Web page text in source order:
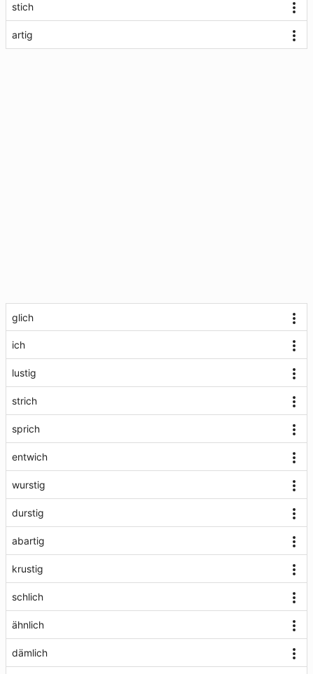
stich
artig
glich
ich
lustig
strich
sprich
entwich
wurstig
durstig
abartig
krustig
schlich
ähnlich
dämlich